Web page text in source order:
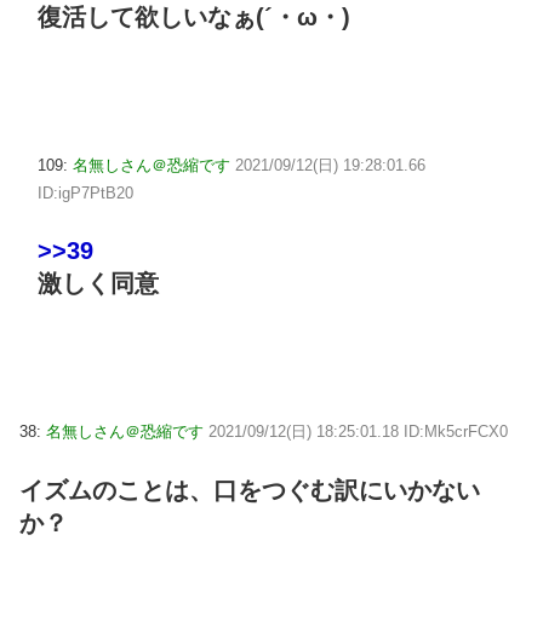
復活して欲しいなぁ(´・ω・)
109: 名無しさん＠恐縮です 2021/09/12(日) 19:28:01.66
ID:igP7PtB20
>>39
激しく同意
38: 名無しさん＠恐縮です 2021/09/12(日) 18:25:01.18 ID:Mk5crFCX0
イズムのことは、口をつぐむ訳にいかない
か？